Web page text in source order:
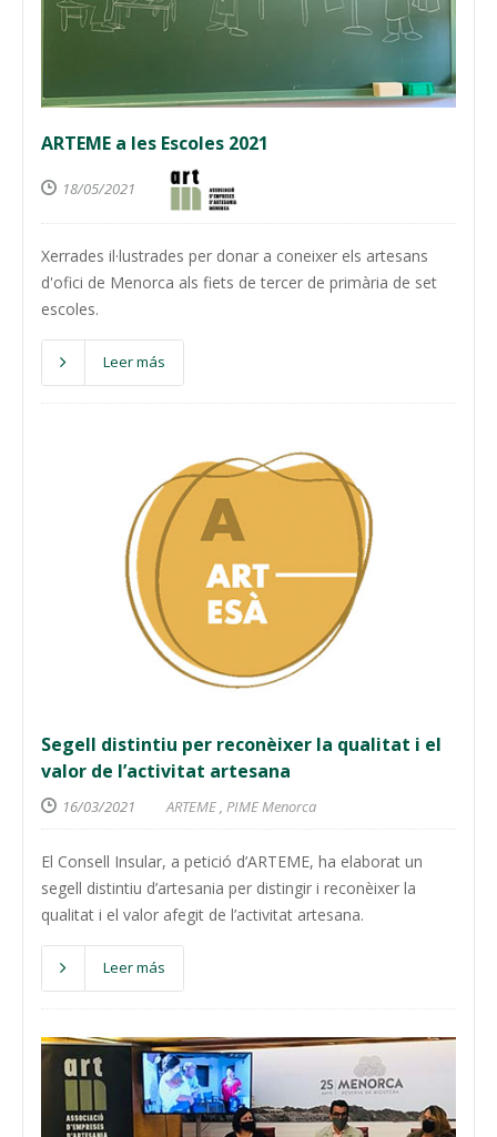
ARTEME a les Escoles 2021
18/05/2021
Xerrades il·lustrades per donar a coneixer els artesans
d'ofici de Menorca als fiets de tercer de primària de set
escoles.
Leer más
Segell distintiu per reconèixer la qualitat i el
valor de l’activitat artesana
16/03/2021 ARTEME, PIME Menorca
El Consell Insular, a petició d’ARTEME, ha elaborat un
segell distintiu d’artesania per distingir i reconèixer la
qualitat i el valor afegit de l’activitat artesana.
Leer más